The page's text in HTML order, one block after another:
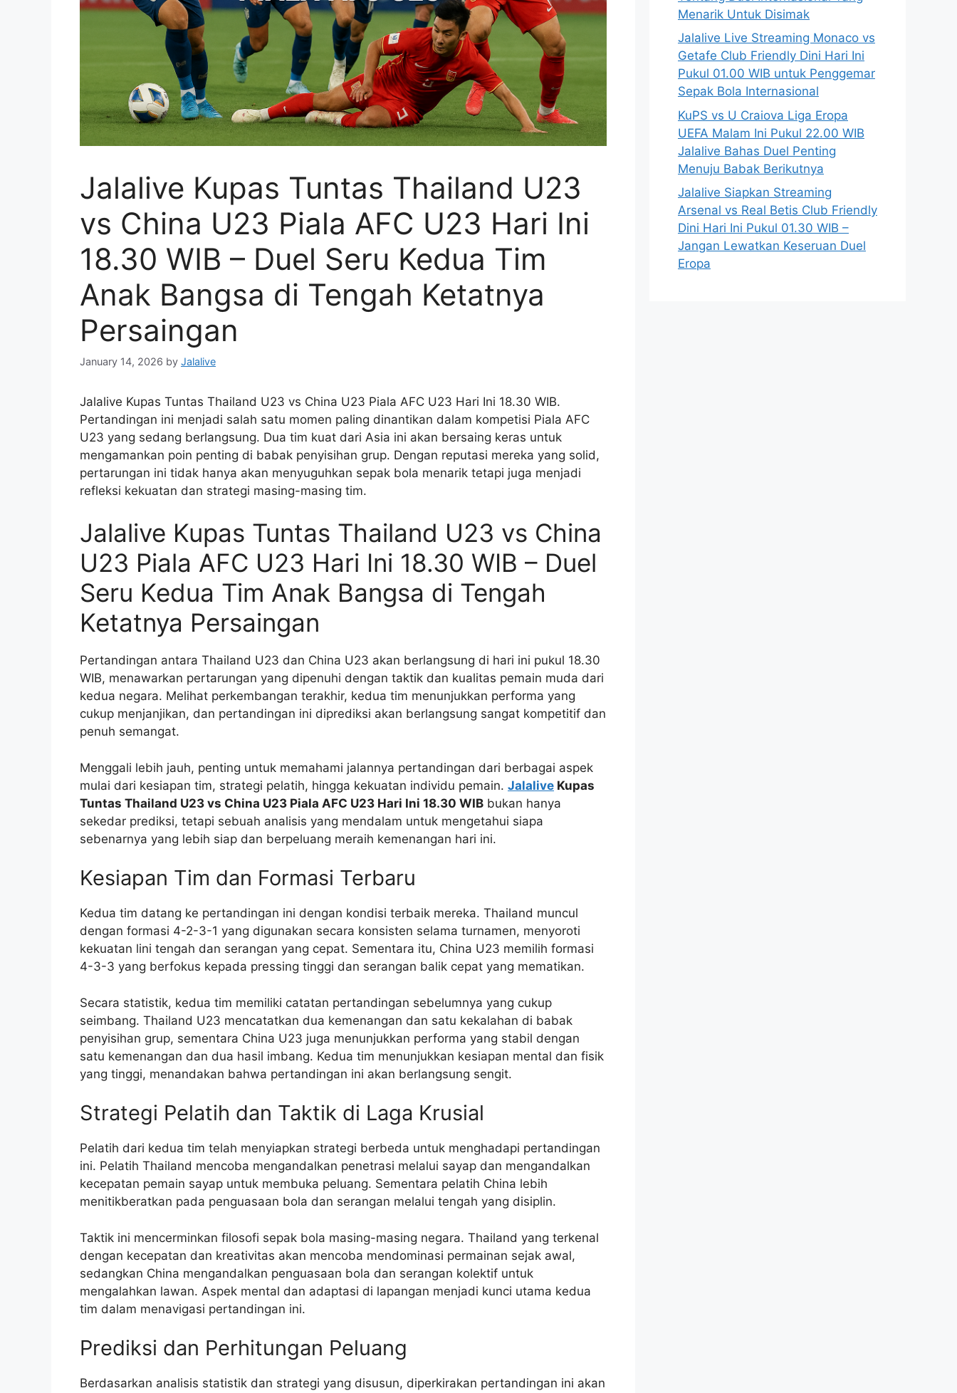
Jalalive Kupas Tuntas Thailand U23
vs China U23 Piala AFC U23 Hari Ini
18.30 WIB – Duel Seru Kedua Tim
Anak Bangsa di Tengah Ketatnya
Persaingan
January 14, 2026 by Jalalive
Jalalive Kupas Tuntas Thailand U23 vs China U23 Piala AFC U23 Hari Ini 18.30 WIB.
Pertandingan ini menjadi salah satu momen paling dinantikan dalam kompetisi Piala AFC
U23 yang sedang berlangsung. Dua tim kuat dari Asia ini akan bersaing keras untuk
mengamankan poin penting di babak penyisihan grup. Dengan reputasi mereka yang solid,
pertarungan ini tidak hanya akan menyuguhkan sepak bola menarik tetapi juga menjadi
refleksi kekuatan dan strategi masing-masing tim.
Jalalive Kupas Tuntas Thailand U23 vs China
U23 Piala AFC U23 Hari Ini 18.30 WIB – Duel
Seru Kedua Tim Anak Bangsa di Tengah
Ketatnya Persaingan
Pertandingan antara Thailand U23 dan China U23 akan berlangsung di hari ini pukul 18.30
WIB, menawarkan pertarungan yang dipenuhi dengan taktik dan kualitas pemain muda dari
kedua negara. Melihat perkembangan terakhir, kedua tim menunjukkan performa yang
cukup menjanjikan, dan pertandingan ini diprediksi akan berlangsung sangat kompetitif dan
penuh semangat.
Menggali lebih jauh, penting untuk memahami jalannya pertandingan dari berbagai aspek
mulai dari kesiapan tim, strategi pelatih, hingga kekuatan individu pemain. Jalalive Kupas
Tuntas Thailand U23 vs China U23 Piala AFC U23 Hari Ini 18.30 WIB bukan hanya
sekedar prediksi, tetapi sebuah analisis yang mendalam untuk mengetahui siapa
sebenarnya yang lebih siap dan berpeluang meraih kemenangan hari ini.
Kesiapan Tim dan Formasi Terbaru
Kedua tim datang ke pertandingan ini dengan kondisi terbaik mereka. Thailand muncul
dengan formasi 4-2-3-1 yang digunakan secara konsisten selama turnamen, menyoroti
kekuatan lini tengah dan serangan yang cepat. Sementara itu, China U23 memilih formasi
4-3-3 yang berfokus kepada pressing tinggi dan serangan balik cepat yang mematikan.
Secara statistik, kedua tim memiliki catatan pertandingan sebelumnya yang cukup
seimbang. Thailand U23 mencatatkan dua kemenangan dan satu kekalahan di babak
penyisihan grup, sementara China U23 juga menunjukkan performa yang stabil dengan
satu kemenangan dan dua hasil imbang. Kedua tim menunjukkan kesiapan mental dan fisik
yang tinggi, menandakan bahwa pertandingan ini akan berlangsung sengit.
Strategi Pelatih dan Taktik di Laga Krusial
Pelatih dari kedua tim telah menyiapkan strategi berbeda untuk menghadapi pertandingan
ini. Pelatih Thailand mencoba mengandalkan penetrasi melalui sayap dan mengandalkan
kecepatan pemain sayap untuk membuka peluang. Sementara pelatih China lebih
menitikberatkan pada penguasaan bola dan serangan melalui tengah yang disiplin.
Taktik ini mencerminkan filosofi sepak bola masing-masing negara. Thailand yang terkenal
dengan kecepatan dan kreativitas akan mencoba mendominasi permainan sejak awal,
sedangkan China mengandalkan penguasaan bola dan serangan kolektif untuk
mengalahkan lawan. Aspek mental dan adaptasi di lapangan menjadi kunci utama kedua
tim dalam menavigasi pertandingan ini.
Prediksi dan Perhitungan Peluang
Berdasarkan analisis statistik dan strategi yang disusun, diperkirakan pertandingan ini akan
Menarik Untuk Disimak
Jalalive Live Streaming Monaco vs
Getafe Club Friendly Dini Hari Ini
Pukul 01.00 WIB untuk Penggemar
Sepak Bola Internasional
KuPS vs U Craiova Liga Eropa
UEFA Malam Ini Pukul 22.00 WIB
Jalalive Bahas Duel Penting
Menuju Babak Berikutnya
Jalalive Siapkan Streaming
Arsenal vs Real Betis Club Friendly
Dini Hari Ini Pukul 01.30 WIB –
Jangan Lewatkan Keseruan Duel
Eropa